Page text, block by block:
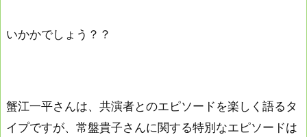
いかかでしょう？？
蟹江一平さんは、共演者とのエピソードを楽しく語るタ
イプですが、常盤貴子さんに関する特別なエピソードは